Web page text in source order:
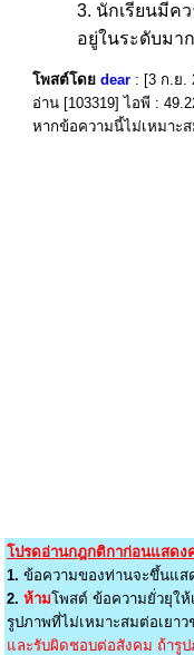
3. นักเรียนมีค
อยู่ในระดับมาก
โพสต์โดย dear : [3 ก.ย.
อ่าน [103319] ไอพี :
หากข้อความนี้ไม่เหมาะ
โปรดอ่านกฎกติกาก่อนแสดง
1. ข้อความของท่านจะขึ้นแ
2. ห้ามโพสต์ ข้อความยั่วยุให้
รูปภาพที่ไม่เหมาะสมต่อเยา
และรับผิดชอบต่อสังคม ถ้ารู